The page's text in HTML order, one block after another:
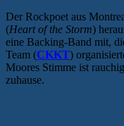
Der Rockpoet aus
(Heart of the Storm)
eine Backing-Band mit,
Team (CKKT)
Moores Stimme ist
zuhause.